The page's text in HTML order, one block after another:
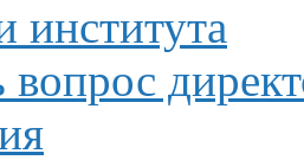
института
вопрос